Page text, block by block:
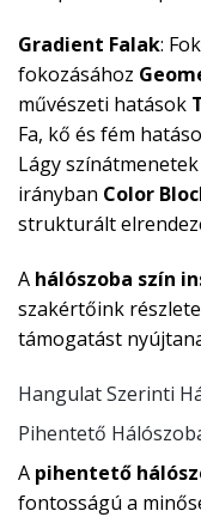
Gradient Falak:
fokozásához
művészeti hatások
Fa, kő és fém
Lágy
irányban Color
strukturált
A hálószoba szín
szakértőink
támogatást
Hangulat Szerinti
Pihentető
A pihentető
fontosságú a